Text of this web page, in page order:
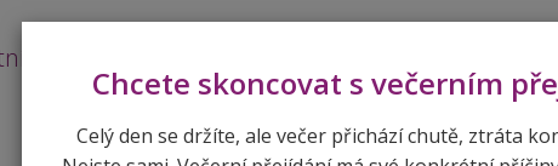
tempem
Chcete skoncovat s večerním
Celý den se držíte, ale večer přichází chutě, ztráta